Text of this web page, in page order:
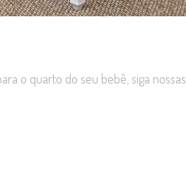
o quarto do seu bebê, siga nossas